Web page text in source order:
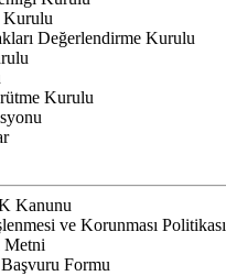
Kurulu
Değerlendirme Kurulu
Kurulu
Kanunu
ve Korunması Politikası
Metni
Formu